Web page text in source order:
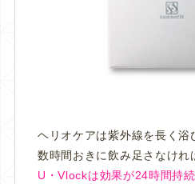
ヘリオケアは紫外線を長く浴
数時間おきに飲み足さなけれ
U・Vlockは効果が24時間持